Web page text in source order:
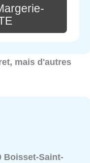
mais d'autres
Boisset-Saint-